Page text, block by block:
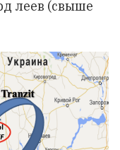
леев (свыше